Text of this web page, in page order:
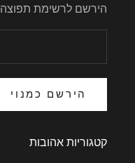
הירשם לרשימת תפוצה
הירשם כמנוי
קטגוריות אהובות